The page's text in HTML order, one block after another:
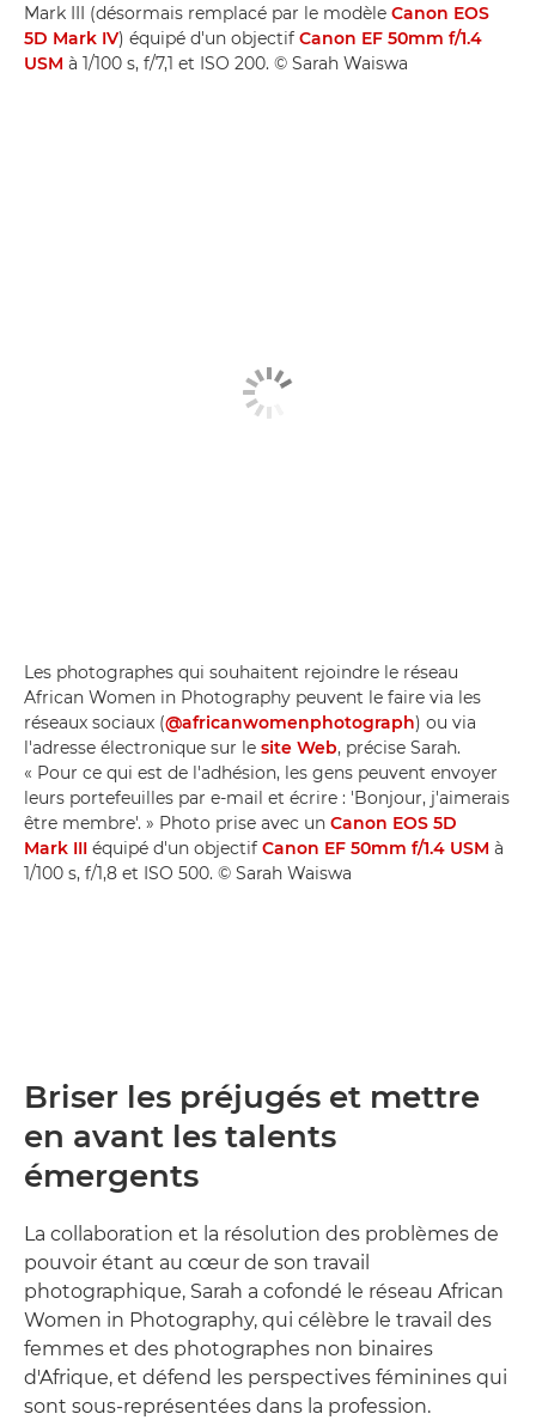
Mark III (désormais remplacé par le modèle Canon EOS
5D Mark IV) équipé d'un objectif Canon EF 50mm f/1.4
USM à 1/100 s, f/7,1 et ISO 200. © Sarah Waiswa
Les photographes qui souhaitent rejoindre le réseau
African Women in Photography peuvent le faire via les
réseaux sociaux (@africanwomenphotograph) ou via
l'adresse électronique sur le site Web, précise Sarah.
« Pour ce qui est de l'adhésion, les gens peuvent envoyer
leurs portefeuilles par e-mail et écrire : 'Bonjour, j'aimerais
être membre'. » Photo prise avec un Canon EOS 5D
Mark III équipé d'un objectif Canon EF 50mm f/1.4 USM à
1/100 s, f/1,8 et ISO 500. © Sarah Waiswa
Briser les préjugés et mettre
en avant les talents
émergents
La collaboration et la résolution des problèmes de
pouvoir étant au cœur de son travail
photographique, Sarah a cofondé le réseau African
Women in Photography, qui célèbre le travail des
femmes et des photographes non binaires
d'Afrique, et défend les perspectives féminines qui
sont sous-représentées dans la profession.